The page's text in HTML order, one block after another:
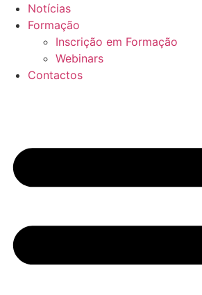
Notícias
Formação
Inscrição em Formação
Webinars
Contactos